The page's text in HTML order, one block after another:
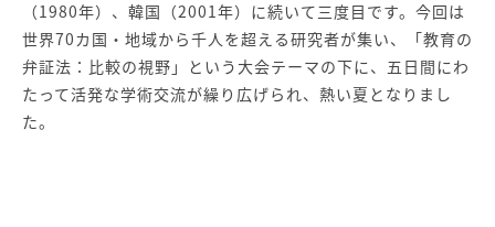
（1980年）、韓国（2001年）に続いて三度目です。今回は
世界70カ国・地域から千人を超える研究者が集い、「教育の
弁証法：比較の視野」という大会テーマの下に、五日間にわ
たって活発な学術交流が繰り広げられ、熱い夏となりまし
た。